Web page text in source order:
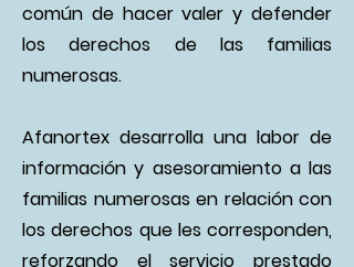
común de hacer valer y defender
los derechos de las familias
numerosas.
Afanortex desarrolla una labor de
información y asesoramiento a las
familias numerosas en relación con
los derechos que les corresponden,
reforzando el servicio prestado